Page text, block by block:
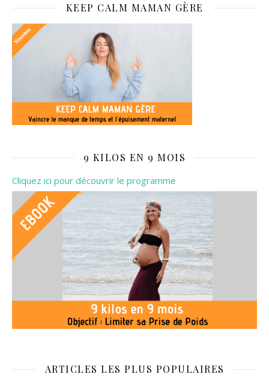
KEEP CALM MAMAN GÈRE
9 KILOS EN 9 MOIS
Cliquez ici pour découvrir le programme
ARTICLES LES PLUS POPULAIRES